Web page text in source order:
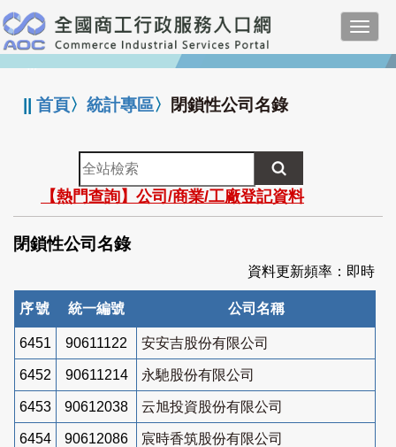
跳
到
主
要
:::
||首頁〉統計專區〉 閉鎖性公司名錄
全
站
檢
索
【熱門查詢】公司/商業/工廠登記資料
閉鎖性公司名錄
資料更新頻率：即時
序號 統一編號 公司名稱
6451 90611122 安安吉股份有限公司
6452 90611214 永馳股份有限公司
6453 90612038 云旭投資股份有限公司
6454 90612086 宸時香筑股份有限公司